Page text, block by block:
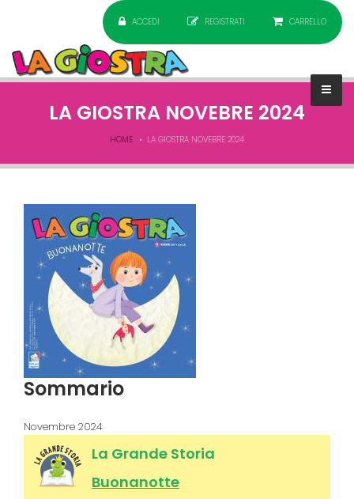
ACCEDI REGISTRATI CARRELLO
LA GIOSTRA NOVEBRE 2024
HOME LA GIOSTRA NOVEBRE 2024
Sommario
Novembre 2024
La Grande Storia
Buonanotte